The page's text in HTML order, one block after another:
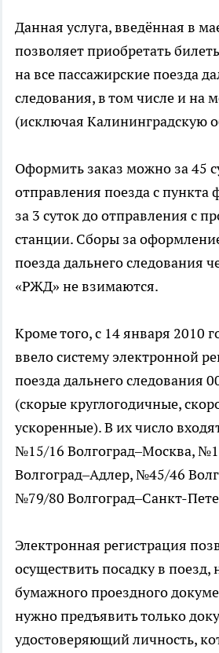
Данная услуга, введённая в
позволяет приобретать
на все пассажирские поезда
следования, в том числе и на
(исключая Калининградскую
Оформить заказ можно за 45
отправления поезда с
за 3 суток до отправления с
станции. Сборы за
поезда дальнего следования
«РЖД» не взимаются.
Кроме того, с 14 января 2010
ввело систему электронной
поезда дальнего следования
(скорые круглогодичные,
ускоренные). В их число
№15/16 Волгоград–Москва,
Волгоград–Адлер, №45/46
№79/80 Волгоград–Санкт-
Электронная регистрация
осуществить посадку в
бумажного проездного
нужно предъявить только
удостоверяющий личность,